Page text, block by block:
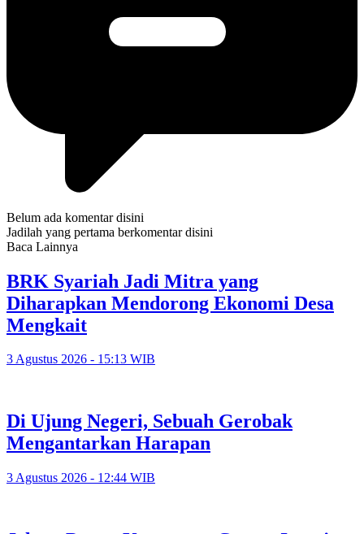
Belum ada komentar disini
Jadilah yang pertama berkomentar disini
Baca Lainnya
BRK Syariah Jadi Mitra yang
Diharapkan Mendorong Ekonomi Desa
Mengkait
3 Agustus 2026 - 15:13 WIB
Di Ujung Negeri, Sebuah Gerobak
Mengantarkan Harapan
3 Agustus 2026 - 12:44 WIB